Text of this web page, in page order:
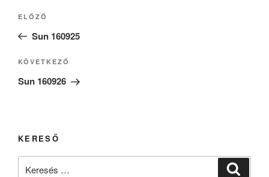
Bejegyzés
Korábbi
bejegyzés
ELŐZŐ
Sun 160925
Következő
bejegyzés
KÖVETKEZŐ
Sun 160926
KERESŐ